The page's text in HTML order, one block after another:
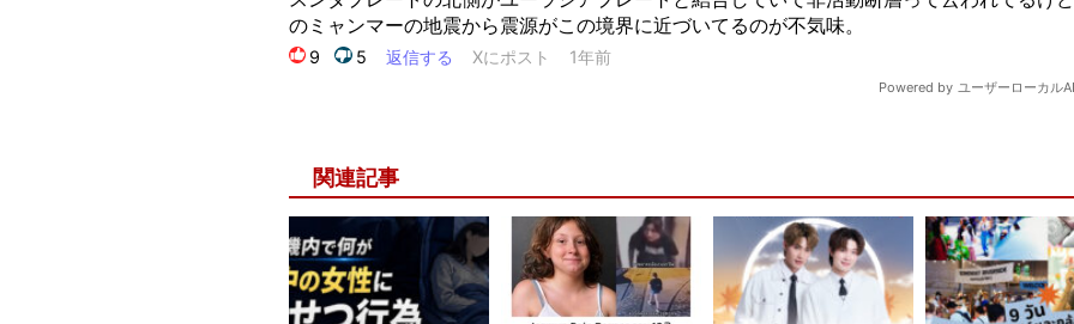
関連記事